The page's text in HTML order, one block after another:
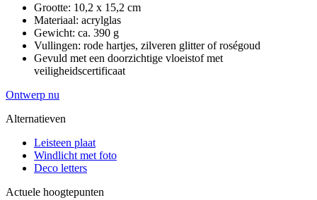
Grootte: 10,2 x 15,2 cm
Materiaal: acrylglas
Gewicht: ca. 390 g
Vullingen: rode hartjes, zilveren glitter of roségoud
Gevuld met een doorzichtige vloeistof met
veiligheidscertificaat
Ontwerp nu
Alternatieven
Leisteen plaat
Windlicht met foto
Deco letters
Actuele hoogtepunten